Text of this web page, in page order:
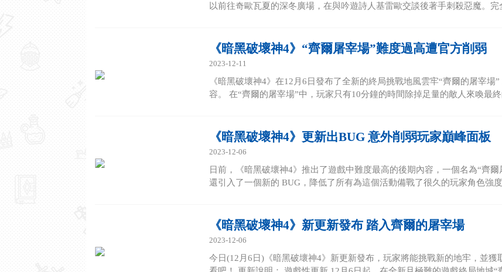
以前往奇歐瓦夏的深冬廣場，在與吟遊詩人基雷歐交談後著手刺殺惡魔。完
《暗黑破壞神4》“齊爾屠宰場”難度過高遭官方削弱
2023-12-11
《暗黑破壞神4》在12月6日發布了全新的終局挑戰地風雲牢“齊爾的屠宰
容。 在“齊爾的屠宰場”中，玩家只有10分鐘的時間除掉足量的敵人來喚最
《暗黑破壞神4》更新出BUG 意外削弱玩家巔峰面板
2023-12-06
日前，《暗黑破壞神4》推出了遊戲中難度最高的後期內容，一個名為“齊
還引入了一個新的 BUG，降低了所有為這個活動備戰了很久的玩家角色強
《暗黑破壞神4》新更新發布 踏入齊爾的屠宰場
2023-12-06
今日(12月6日)《暗黑破壞神4》新更新發布，玩家將能挑戰新的地牢，並